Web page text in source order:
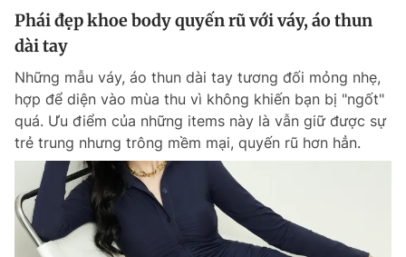
Phái đẹp khoe body quyến rũ với váy, áo thun
dài tay
Những mẫu váy, áo thun dài tay tương đối mỏng nhẹ,
hợp để diện vào mùa thu vì không khiến bạn bị "ngốt"
quá. Ưu điểm của những items này là vẫn giữ được sự
trẻ trung nhưng trông mềm mại, quyến rũ hơn hẳn.